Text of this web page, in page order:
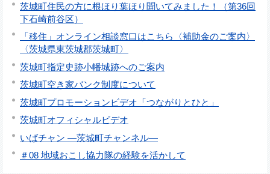
茨城町住民の方に根ほり葉ほり聞いてみました！（第36回
下石崎前谷区）
「移住」オンライン相談窓口はこちら〈補助金のご案内〉
〈茨城県東茨城郡茨城町〉
茨城町指定史跡小幡城跡へのご案内
茨城町空き家バンク制度について
茨城町プロモーションビデオ「つながりとひと」
茨城町オフィシャルビデオ
いばチャン ―茨城町チャンネル―
＃08 地域おこし協力隊の経験を活かして